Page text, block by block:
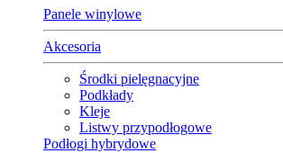
Panele winylowe
Akcesoria
Środki pielęgnacyjne
Podkłady
Kleje
Listwy przypodłogowe
Podłogi hybrydowe